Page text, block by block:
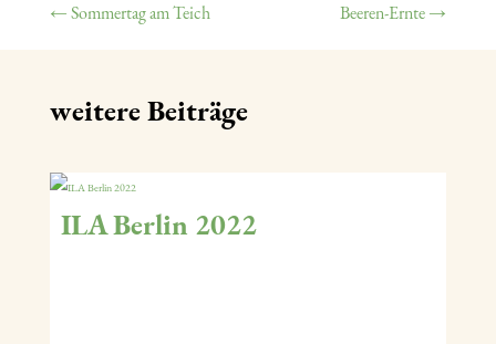
←Sommertag am Teich Beeren-Ernte→
weitere Beiträge
ILA Berlin 2022